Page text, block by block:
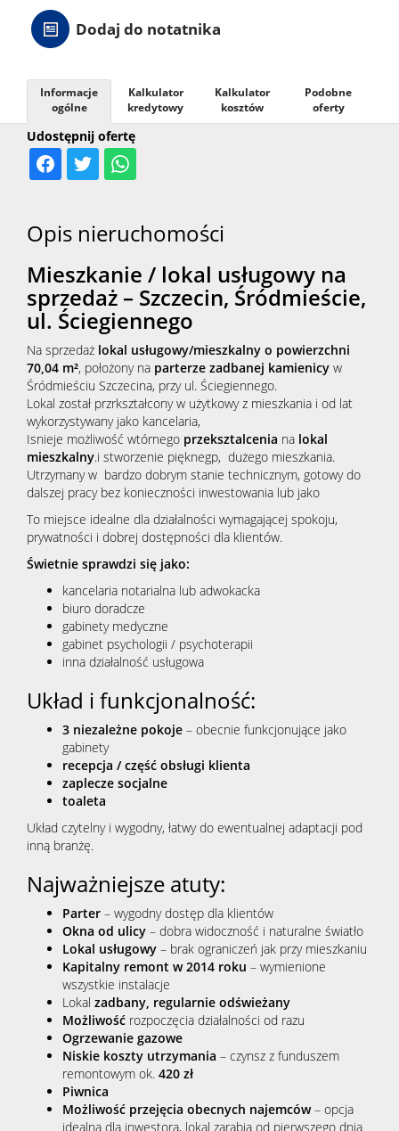
Dodaj do notatnika
Udostępnij ofertę
Informacje
ogólne
Kalkulator
kredytowy
Kalkulator
kosztów
Podobne
oferty
Opis nieruchomości
Mieszkanie / lokal usługowy na
sprzedaż – Szczecin, Śródmieście,
ul. Ściegiennego
Na sprzedaż lokal usługowy/mieszkalny o powierzchni
70,04 m², położony na parterze zadbanej kamienicy w
Śródmieściu Szczecina, przy ul. Ściegiennego.
Lokal został przrkształcony w użytkowy z mieszkania i od lat
wykorzystywany jako kancelaria,
Isnieje możliwość wtórnego przeksztalcenia na lokal
mieszkalny.i stworzenie pięknegp, dużego mieszkania.
Utrzymany w bardzo dobrym stanie technicznym, gotowy do
dalszej pracy bez konieczności inwestowania lub jako
To miejsce idealne dla działalności wymagającej spokoju,
prywatności i dobrej dostępności dla klientów.
Świetnie sprawdzi się jako:
kancelaria notarialna lub adwokacka
biuro doradcze
gabinety medyczne
gabinet psychologii / psychoterapii
inna działalność usługowa
Układ i funkcjonalność:
3 niezależne pokoje – obecnie funkcjonujące jako
gabinety
recepcja / część obsługi klienta
zaplecze socjalne
toaleta
Układ czytelny i wygodny, łatwy do ewentualnej adaptacji pod
inną branżę.
Najważniejsze atuty:
Parter – wygodny dostęp dla klientów
Okna od ulicy – dobra widoczność i naturalne światło
Lokal usługowy – brak ograniczeń jak przy mieszkaniu
Kapitalny remont w 2014 roku – wymienione
wszystkie instalacje
Lokal zadbany, regularnie odświeżany
Możliwość rozpoczęcia działalności od razu
Ogrzewanie gazowe
Niskie koszty utrzymania – czynsz z funduszem
remontowym ok. 420 zł
Piwnica
Możliwość przejęcia obecnych najemców– opcja
idealna dla inwestora, lokal zarabia od pierwszego dnia